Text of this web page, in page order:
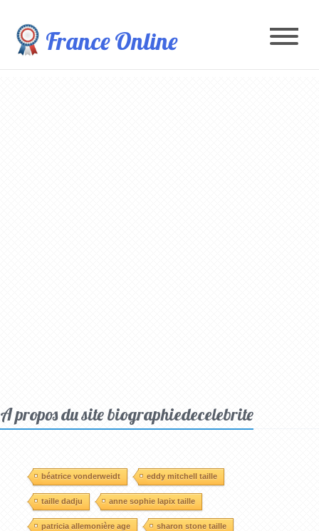
France Online
A propos du site biographiedecelebrite
béatrice vonderweidt eddy mitchell taille
taille dadju anne sophie lapix taille
patricia allemonière age sharon stone taille